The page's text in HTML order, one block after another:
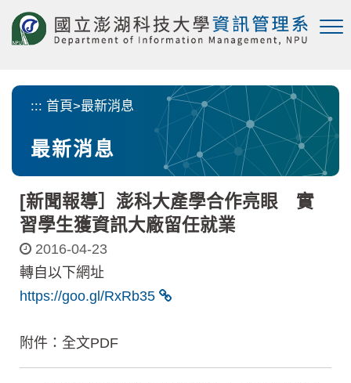
::: 首頁>最新消息
最新消息
[新聞報導］澎科大產學合作亮眼 實
習學生獲資訊大廠留任就業
2016-04-23
轉自以下網址
https://goo.gl/RxRb35
附件：全文PDF